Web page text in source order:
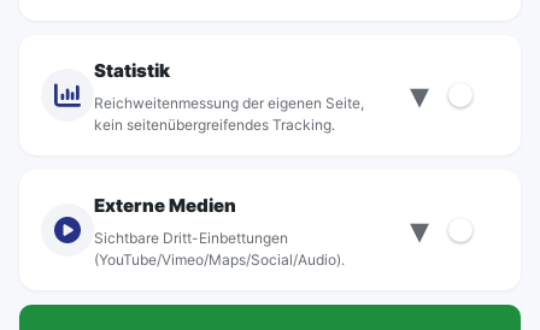
Standorte
© rebus Regionalbus Rostock GmbH
Statistik
Reichweitenmessung der eigenen Seite,
kein seitenübergreifendes Tracking.
▾
Externe Medien
Sichtbare Dritt-Einbettungen
(YouTube/Vimeo/Maps/Social/Audio).
▾